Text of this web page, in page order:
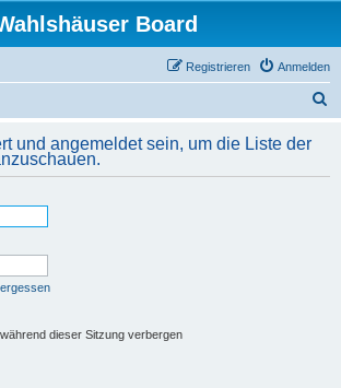
Board
Anmelden
Registrieren
h
und angemeldet sein, um die Liste der
dieser Sitzung verbergen